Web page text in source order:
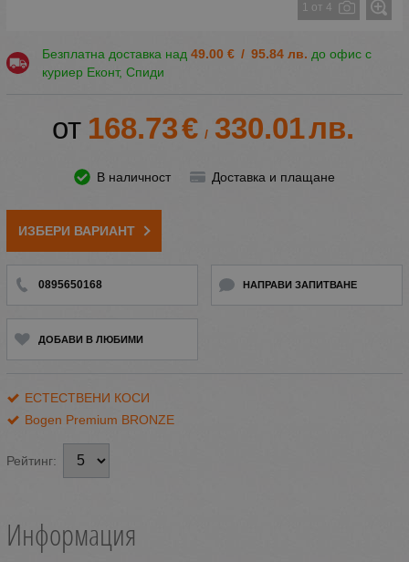
1 от 4
Безплатна доставка над 49.00 € / 95.84 лв. до офис с
куриер Еконт, Спиди
168.73€ / 330.01лв.
В наличност Доставка и плащане
ИЗБЕРИ ВАРИАНТ
0895650168 НАПРАВИ ЗАПИТВАНЕ
ДОБАВИ В ЛЮБИМИ
ЕСТЕСТВЕНИ КОСИ
Bogen Premium BRONZE
Рейтинг:
Информация